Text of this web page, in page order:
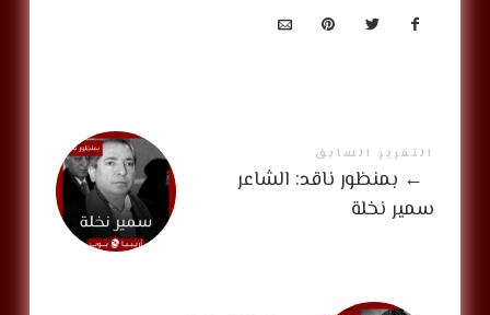
التقرير السابق
← بمنظور ناقد: الشاعر
سمير نخلة